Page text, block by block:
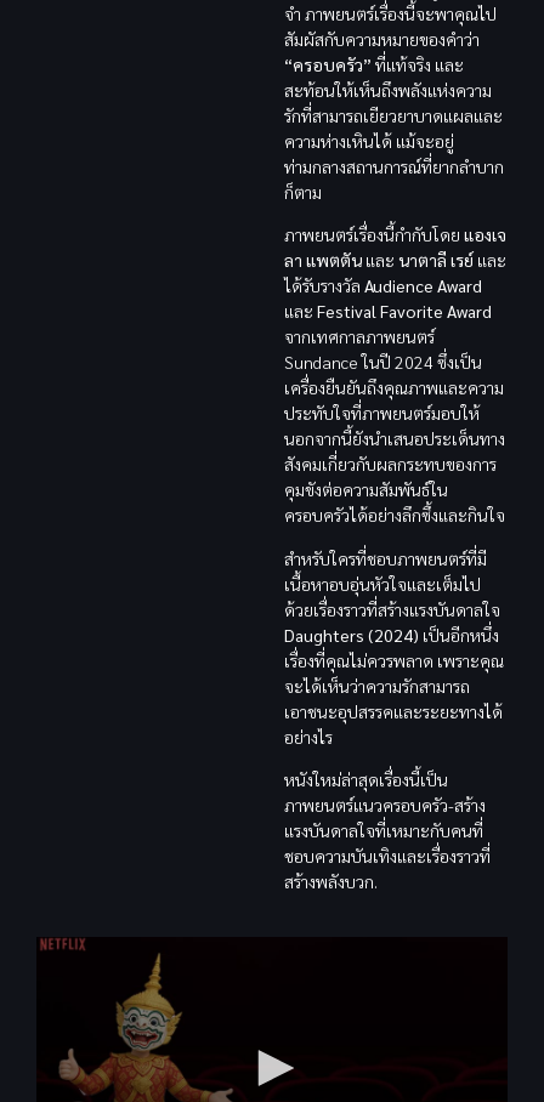
จำ ภาพยนตร์เรื่องนี้จะพาคุณไป
สัมผัสกับความหมายของคำว่า
“ครอบครัว” ที่แท้จริง และ
สะท้อนให้เห็นถึงพลังแห่งความ
รักที่สามารถเยียวยาบาดแผลและ
ความห่างเหินได้ แม้จะอยู่
ท่ามกลางสถานการณ์ที่ยากลำบาก
ก็ตาม
ภาพยนตร์เรื่องนี้กำกับโดย แองเจ
ลา แพตตัน และ นาตาลี เรย์ และ
ได้รับรางวัล Audience Award
และ Festival Favorite Award
จากเทศกาลภาพยนตร์
Sundance ในปี 2024 ซึ่งเป็น
เครื่องยืนยันถึงคุณภาพและความ
ประทับใจที่ภาพยนตร์มอบให้
นอกจากนี้ยังนำเสนอประเด็นทาง
สังคมเกี่ยวกับผลกระทบของการ
คุมขังต่อความสัมพันธ์ใน
ครอบครัวได้อย่างลึกซึ้งและกินใจ
สำหรับใครที่ชอบภาพยนตร์ที่มี
เนื้อหาอบอุ่นหัวใจและเต็มไป
ด้วยเรื่องราวที่สร้างแรงบันดาลใจ
Daughters (2024) เป็นอีกหนึ่ง
เรื่องที่คุณไม่ควรพลาด เพราะคุณ
จะได้เห็นว่าความรักสามารถ
เอาชนะอุปสรรคและระยะทางได้
อย่างไร
หนังใหม่ล่าสุดเรื่องนี้เป็น
ภาพยนตร์แนวครอบครัว-สร้าง
แรงบันดาลใจที่เหมาะกับคนที่
ชอบความบันเทิงและเรื่องราวที่
สร้างพลังบวก.